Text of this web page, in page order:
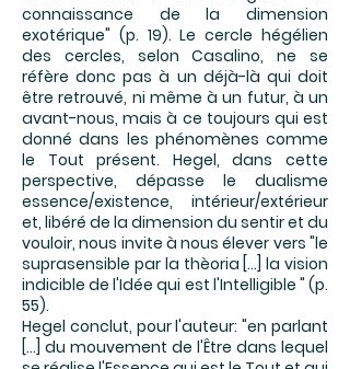
connaissance de la dimension
exotérique" (p. 19). Le cercle hégélien
des cercles, selon Casalino, ne se
réfère donc pas à un déjà-là qui doit
être retrouvé, ni même à un futur, à un
avant-nous, mais à ce toujours qui est
donné dans les phénomènes comme
le Tout présent. Hegel, dans cette
perspective, dépasse le dualisme
essence/existence, intérieur/extérieur
et, libéré de la dimension du sentir et du
vouloir, nous invite à nous élever vers "le
suprasensible par la thèoria [...] la vision
indicible de l'Idée qui est l'Intelligible " (p.
55).
Hegel conclut, pour l'auteur: "en parlant
[...] du mouvement de l'Être dans lequel